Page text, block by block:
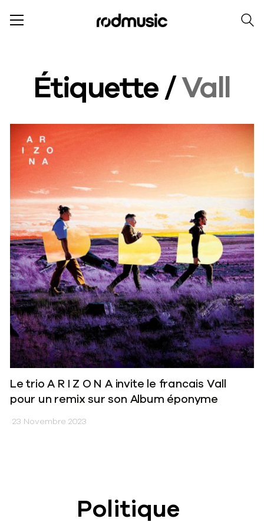
Politique
Étiquette / Vall
Le trio A R I Z O N A invite le francais Vall
pour un remix sur son Album éponyme
23 Novembre 2023